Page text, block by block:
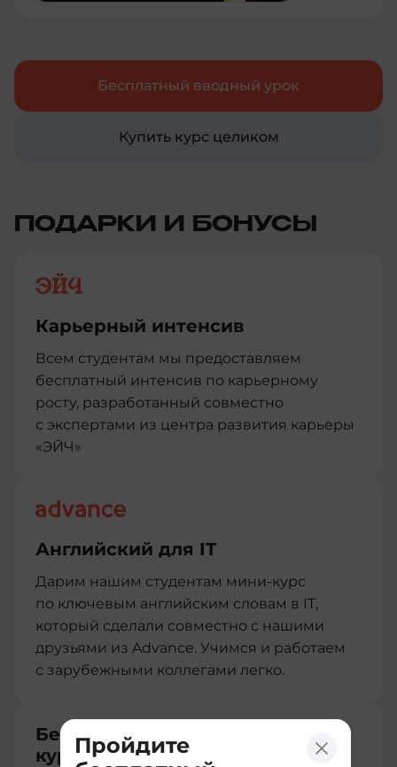
Пройдите
Бесплатный вводный урок
Купить курс целиком
ПОДАРКИ И БОНУСЫ
Карьерный интенсив
Всем студентам мы предоставляем
бесплатный интенсив по карьерному
росту, разработанный совместно
с экспертами из центра развития карьеры
«ЭЙЧ»
Английский для IT
Дарим нашим студентам мини-курс
по ключевым английским словам в IT,
который сделали совместно с нашими
друзьями из Advance. Учимся и работаем
с зарубежными коллегами легко.
Бесплатный перевод между
курсами